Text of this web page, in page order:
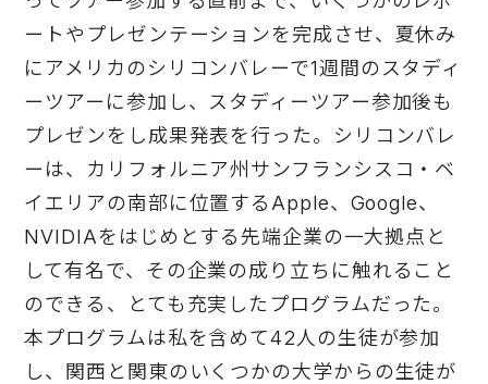
ートやプレゼンテーションを完成させ、夏休み
にアメリカのシリコンバレーで1週間のスタディ
ーツアーに参加し、スタディーツアー参加後も
プレゼンをし成果発表を行った。シリコンバレ
ーは、カリフォルニア州サンフランシスコ・ベ
イエリアの南部に位置するApple、Google、
NVIDIAをはじめとする先端企業の一大拠点と
して有名で、その企業の成り立ちに触れること
のできる、とても充実したプログラムだった。
本プログラムは私を含めて42人の生徒が参加
し、関西と関東のいくつかの大学からの生徒が